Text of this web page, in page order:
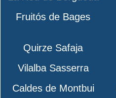
Fruitós de Bages
Quirze Safaja
Vilalba Sasserra
Caldes de Montbui